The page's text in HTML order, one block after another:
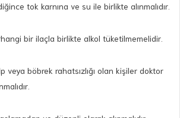
tok karnına ve su ile birlikte alınmalıdır.
bir ilaçla birlikte alkol tüketilmemelidir.
veya böbrek rahatsızlığı olan kişiler doktor